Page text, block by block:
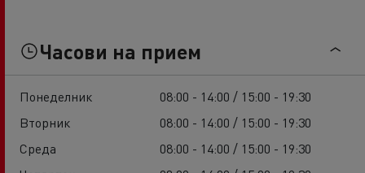
Часови на прием
Понеделник
08:00 - 14:00 / 15:00 - 19:30
Вторник
08:00 - 14:00 / 15:00 - 19:30
Среда
08:00 - 14:00 / 15:00 - 19:30